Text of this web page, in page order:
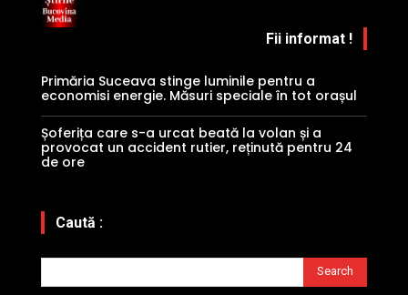
Fii informat !
Primăria Suceava stinge luminile pentru a
economisi energie. Măsuri speciale în tot orașul
Șoferița care s-a urcat beată la volan și a
provocat un accident rutier, reținută pentru 24
de ore
Caută :
Search